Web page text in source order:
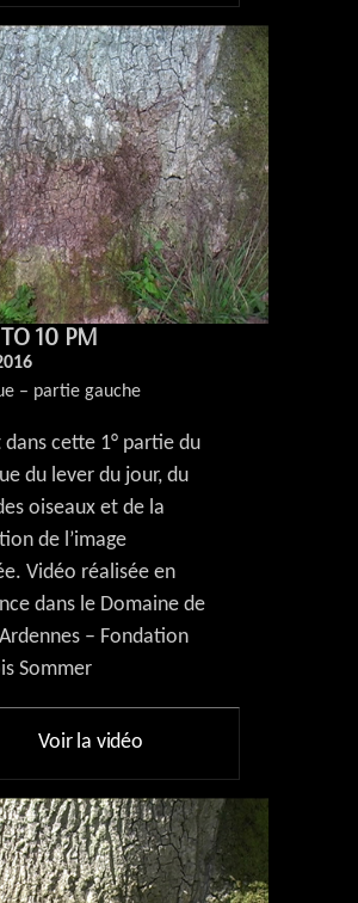
10 PM
– partie gauche
dans cette 1° partie du
du lever du jour, du
oiseaux et de la
de l’image
Vidéo réalisée en
dans le Domaine de
– Fondation
Sommer
Voir la vidéo